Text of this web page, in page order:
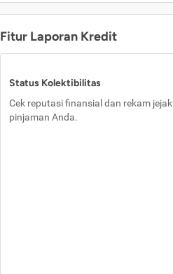
Fitur Laporan Kredit
Status Kolektibilitas
Cek reputasi finansial dan rekam jejak
pinjaman Anda.